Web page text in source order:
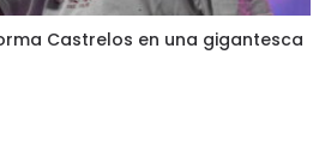
Castrelos en una gigantesca